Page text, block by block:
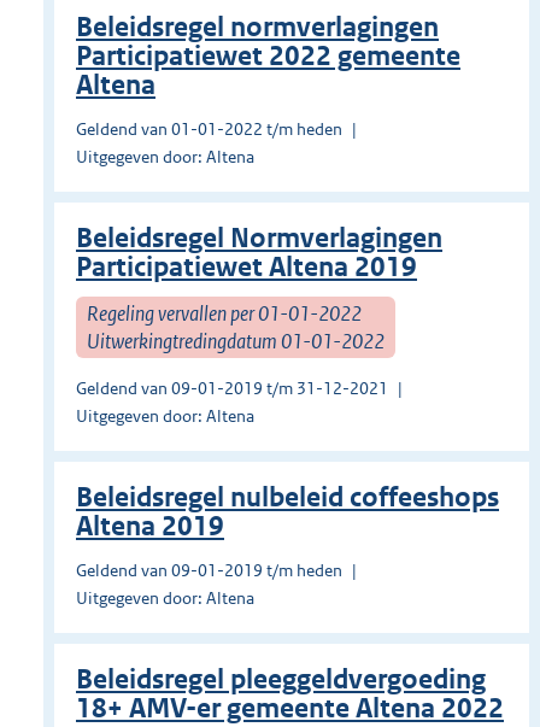
Beleidsregel normverlagingen
Participatiewet 2022 gemeente
Altena
Geldend van 01-01-2022 t/m heden
Uitgegeven door: Altena
Beleidsregel Normverlagingen
Participatiewet Altena 2019
Regeling vervallen per 01-01-2022
Uitwerkingtredingdatum 01-01-2022
Geldend van 09-01-2019 t/m 31-12-2021
Uitgegeven door: Altena
Beleidsregel nulbeleid coffeeshops
Altena 2019
Geldend van 09-01-2019 t/m heden
Uitgegeven door: Altena
Beleidsregel pleeggeldvergoeding
18+ AMV-er gemeente Altena 2022